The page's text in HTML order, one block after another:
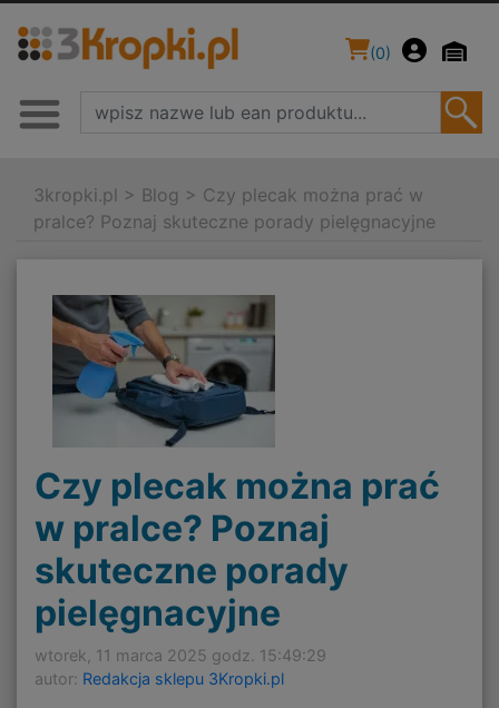
(0)
3kropki.pl > Blog > Czy plecak można prać w
pralce? Poznaj skuteczne porady pielęgnacyjne
Czy plecak można prać
w pralce? Poznaj
skuteczne porady
pielęgnacyjne
wtorek, 11 marca 2025 godz. 15:49:29
autor: Redakcja sklepu 3Kropki.pl